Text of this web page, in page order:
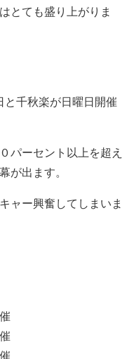
とても盛り上がりま
千秋楽が日曜日開催
パーセント以上を超え
が出ます。
ャー興奮してしまいま